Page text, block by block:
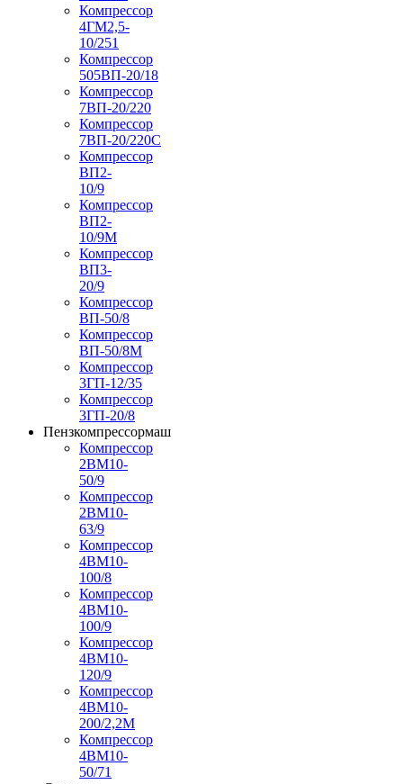
Компрессор
4ГМ2,5-
10/251
Компрессор
505ВП-20/18
Компрессор
7ВП-20/220
Компрессор
7ВП-20/220С
Компрессор
ВП2-
10/9
Компрессор
ВП2-
10/9М
Компрессор
ВП3-
20/9
Компрессор
ВП-50/8
Компрессор
ВП-50/8М
Компрессор
3ГП-12/35
Компрессор
3ГП-20/8
Пензкомпрессормаш
Компрессор
2ВМ10-
50/9
Компрессор
2ВМ10-
63/9
Компрессор
4ВМ10-
100/8
Компрессор
4ВМ10-
100/9
Компрессор
4ВМ10-
120/9
Компрессор
4ВМ10-
200/2,2М
Компрессор
4ВМ10-
50/71